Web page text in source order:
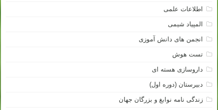
اطلاعات علمی
المپیاد شیمی
انجمن های دانش آموزی
تست هوش
داروسازی هسته ای
دبیرستان (دوره اول)
زندگی نامه نوابغ و بزرگان جهان